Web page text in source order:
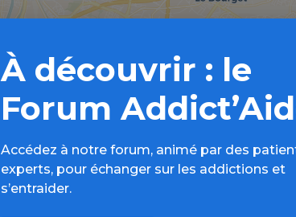
À découvrir : le
Forum
Accédez à notre forum, animé par des
experts, pour échanger sur les addictions et
s’entraider.